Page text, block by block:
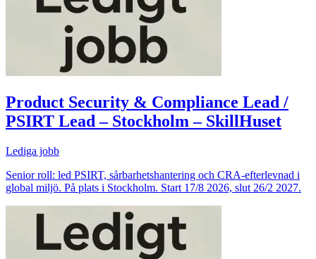
Product Security & Compliance Lead /
PSIRT Lead – Stockholm – SkillHuset
Lediga jobb
Senior roll: led PSIRT, sårbarhetshantering och CRA-efterlevnad i
global miljö. På plats i Stockholm. Start 17/8 2026, slut 26/2 2027.